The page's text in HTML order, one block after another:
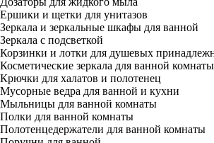
Ершики и щетки для унитазов
Зеркала и зеркальные шкафы для ванной
Зеркала с подсветкой
Корзинки и лотки для душевых
Косметические зеркала для ванной комнаты
Крючки для халатов и полотенец
Мусорные ведра для ванной и кухни
Мыльницы для ванной комнаты
Полки для ванной комнаты
Полотенцедержатели для ванной комнаты